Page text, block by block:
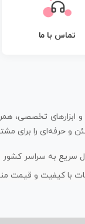
تماس با ما
ابزارهای تخصصی،
حرفه‌ای را برای
سریع به سراسر کشور
با کیفیت و قیمت